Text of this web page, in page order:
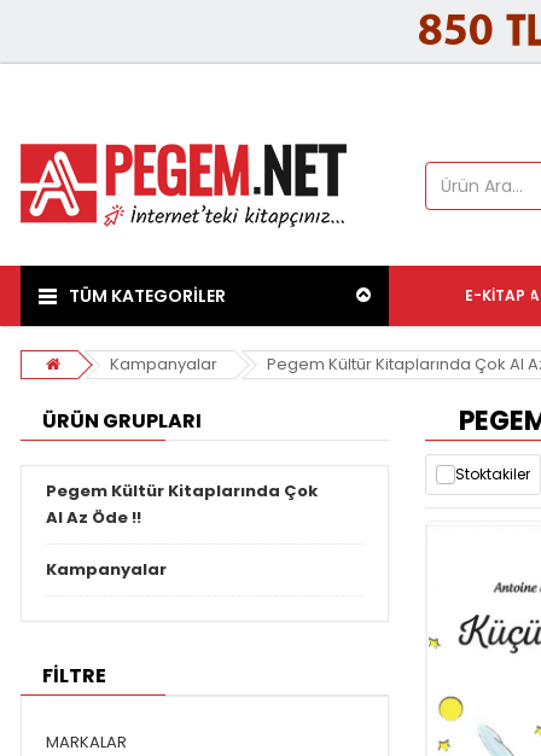
TÜM KATEGORİLER E-KITAP
Kampanyalar Pegem Kültür Kitaplarında Çok Al
ÜRÜN GRUPLARI
Pegem Kültür Kitaplarında Çok
Al Az Öde !!
Kampanyalar
FİLTRE
MARKALAR
Stoktakiler